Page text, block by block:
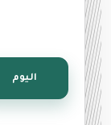
اليوم